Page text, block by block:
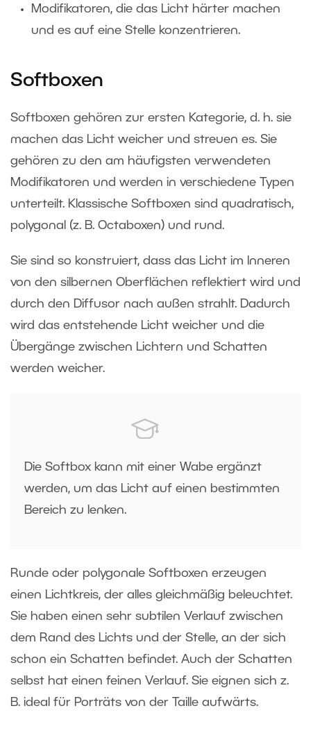
Modifikatoren, die das Licht härter machen
und es auf eine Stelle konzentrieren.
Softboxen
Softboxen gehören zur ersten Kategorie, d. h. sie
machen das Licht weicher und streuen es. Sie
gehören zu den am häufigsten verwendeten
Modifikatoren und werden in verschiedene Typen
unterteilt. Klassische Softboxen sind quadratisch,
polygonal (z. B. Octaboxen) und rund.
Sie sind so konstruiert, dass das Licht im Inneren
von den silbernen Oberflächen reflektiert wird und
durch den Diffusor nach außen strahlt. Dadurch
wird das entstehende Licht weicher und die
Übergänge zwischen Lichtern und Schatten
werden weicher.
Die Softbox kann mit einer Wabe ergänzt
werden, um das Licht auf einen bestimmten
Bereich zu lenken.
Runde oder polygonale Softboxen erzeugen
einen Lichtkreis, der alles gleichmäßig beleuchtet.
Sie haben einen sehr subtilen Verlauf zwischen
dem Rand des Lichts und der Stelle, an der sich
schon ein Schatten befindet. Auch der Schatten
selbst hat einen feinen Verlauf. Sie eignen sich z.
B. ideal für Porträts von der Taille aufwärts.